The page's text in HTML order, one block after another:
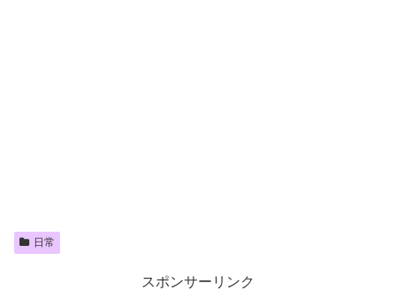
日常
スポンサーリンク